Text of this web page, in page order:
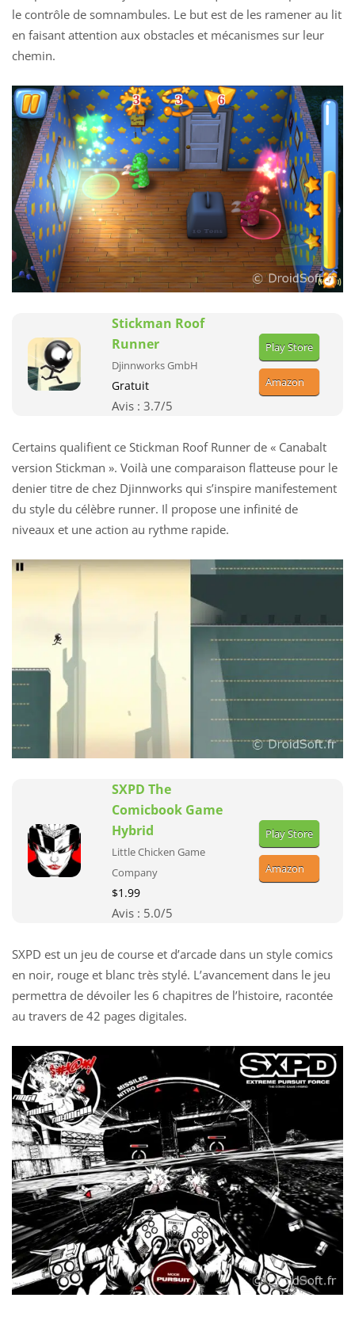
le contrôle de somnambules. Le but est de les ramener au lit
en faisant attention aux obstacles et mécanismes sur leur
chemin.
Stickman Roof
Runner
Djinnworks GmbH
Gratuit
Avis : 3.7/5
Play Store
Amazon
Certains qualifient ce Stickman Roof Runner de « Canabalt
version Stickman ». Voilà une comparaison flatteuse pour le
denier titre de chez Djinnworks qui s’inspire manifestement
du style du célèbre runner. Il propose une infinité de
niveaux et une action au rythme rapide.
SXPD The
Comicbook Game
Hybrid
Little Chicken Game
Company
$1.99
Avis : 5.0/5
Play Store
Amazon
SXPD est un jeu de course et d’arcade dans un style comics
en noir, rouge et blanc très stylé. L’avancement dans le jeu
permettra de dévoiler les 6 chapitres de l’histoire, racontée
au travers de 42 pages digitales.